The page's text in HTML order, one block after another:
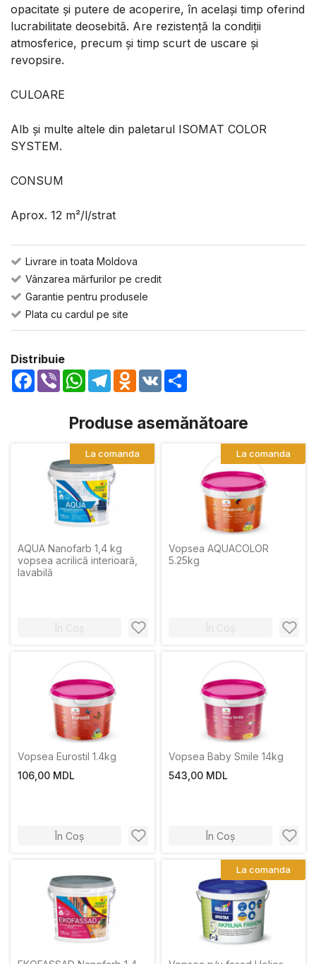
opacitate și putere de acoperire, în același timp oferind
lucrabilitate deosebită. Are rezistență la condiții
atmosferice, precum și timp scurt de uscare și
revopsire.
CULOARE
Alb și multe altele din paletarul ISOMAT COLOR
SYSTEM.
CONSUM
Aprox. 12 m²/l/strat
Livrare in toata Moldova
Vânzarea mărfurilor pe credit
Garantie pentru produsele
Plata cu cardul pe site
Distribuie
Facebook
Viber WhatsApp
TelegramOdnoklassniki
VK
Produse asemănătoare
AQUA Nanofarb 1,4 kg
vopsea acrilică interioară,
lavabilă
În Coș
La comanda
Vopsea AQUACOLOR
5.25kg
În Coș
La comanda
Vopsea Eurostil 1.4kg
106,00 MDL
În Coș
Vopsea Baby Smile 14kg
543,00 MDL
În Coș
La comanda